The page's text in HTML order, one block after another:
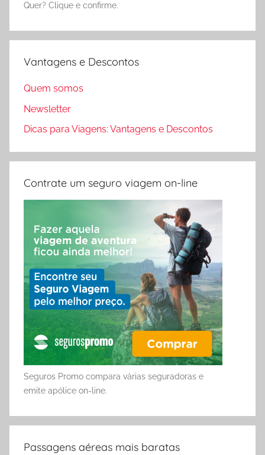
Quer? Clique e confirme.
Vantagens e Descontos
Quem somos
Newsletter
Dicas para Viagens: Vantagens e Descontos
Contrate um seguro viagem on-line
Seguros Promo compara várias seguradoras e
emite apólice on-line.
Passagens aéreas mais baratas